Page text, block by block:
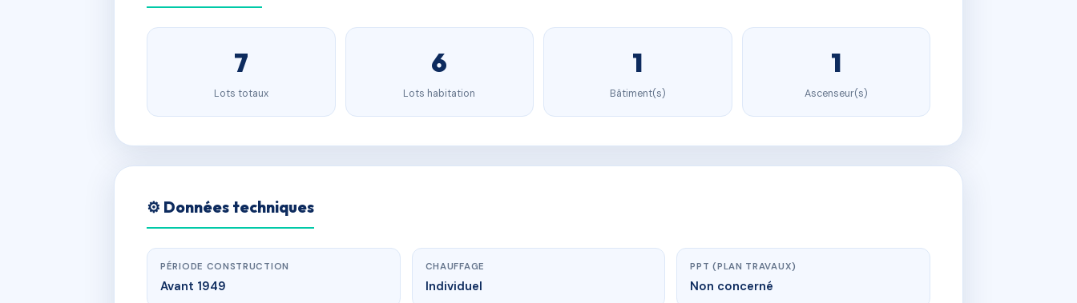
7
Lots totaux
6
Lots habitation
1
Bâtiment(s)
1
Ascenseur(s)
⚙️ Données techniques
PÉRIODE CONSTRUCTION
Avant 1949
CHAUFFAGE
Individuel
PPT (PLAN TRAVAUX)
Non concerné